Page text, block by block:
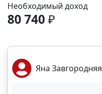
Необходимый доход
80 740 ₽
Яна Завгородняя